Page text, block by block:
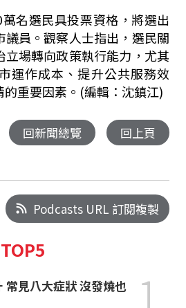
名選民具投票資格，將選出
員。觀察人士指出，選民關
立場轉向政策執行能力，尤其
運作成本、提升公共服務效
重要因素。(編輯：沈鎮江)
回新聞總覽 回上頁
Podcasts URL 訂閱複製
1